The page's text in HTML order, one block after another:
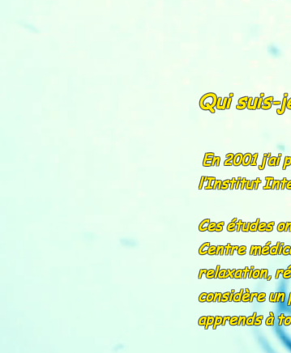
Qui suis-
En 2001 j’ai
l’Institut
Ces études
Centre
relaxation,
considère un
apprends à